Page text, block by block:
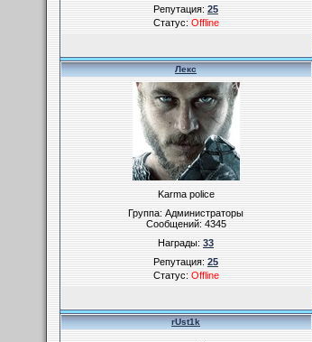
Репутация:25
Статус:Offline
Лекс
Karma police
Группа: Администраторы
Сообщений:4345
Награды:33
Репутация:25
Статус:Offline
rUst1k